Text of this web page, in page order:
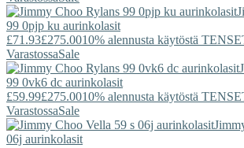
99 0pjp ku aurinkolasit
£71.93£275.0010% alennusta käytöstä
VarastossaSale
99 0vk6 dc aurinkolasit
£59.99£275.0010% alennusta käytöstä
VarastossaSale
06j aurinkolasit